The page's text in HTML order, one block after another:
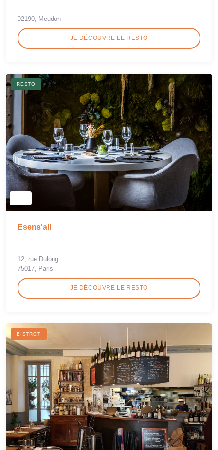
92190, Meudon
JE DÉCOUVRE LE RESTO
RESTO
Esens'all
12, rue Dulong
75017, Paris
JE DÉCOUVRE LE RESTO
BISTROT